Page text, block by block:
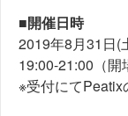
■開催日時
2019年8月31日(
19:00-21:00（開
※受付にてPeatix